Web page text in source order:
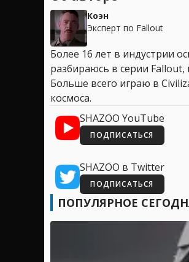
Коэн
Эксперт по Fallout
Более 16 лет в индустрии
разбираюсь в серии
Больше всего играю в
космоса.
SHAZOO YouTube
ПОДПИСАТЬСЯ
SHAZOO в Twitter
ПОДПИСАТЬСЯ
ПОПУЛЯРНОЕ